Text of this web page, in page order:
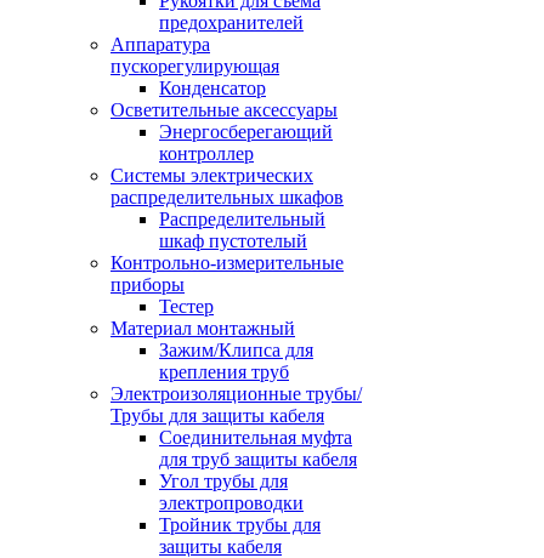
предохранителей
Аппаратура
пускорегулирующая
Конденсатор
Осветительные аксессуары
Энергосберегающий
контроллер
Системы электрических
распределительных шкафов
Распределительный
шкаф пустотелый
Контрольно-измерительные
приборы
Тестер
Материал монтажный
Зажим/Клипса для
крепления труб
Электроизоляционные трубы/
Трубы для защиты кабеля
Соединительная муфта
для труб защиты кабеля
Угол трубы для
электропроводки
Тройник трубы для
защиты кабеля